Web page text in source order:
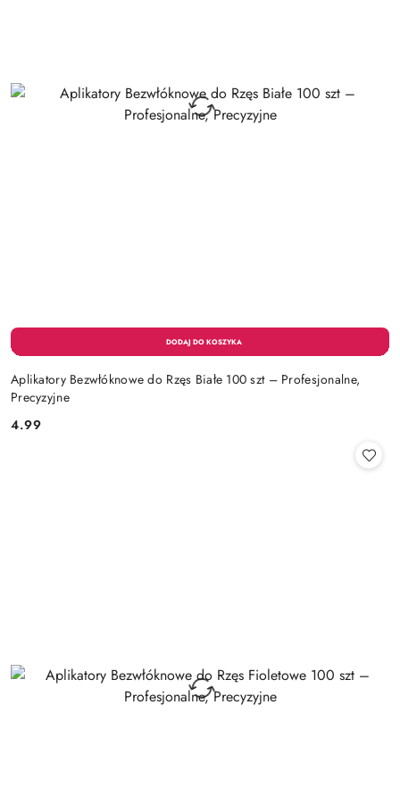
Aplikatory Bezwłóknowe do Rzęs Białe 100 szt – Profesjonalne,
Precyzyjne
Cena:
4.99